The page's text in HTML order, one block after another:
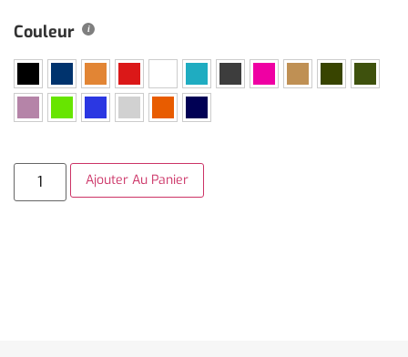
Couleur
Ajouter Au Panier